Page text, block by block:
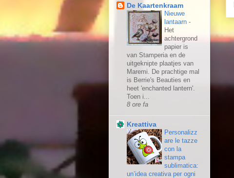
De Kaartenkraam
Nieuwe
lantaarn -
Het
achtergrond
papier is
van Stamperia en de
uitgeknipte plaatjes van
Maremi. De prachtige mal
is Berrie's Beauties en
heet 'enchanted lantern'.
Toen i...
8 ore fa
Kreattiva
Personalizz
are le tazze
con la
stampa
sublimatica:
un’idea creativa per ogni